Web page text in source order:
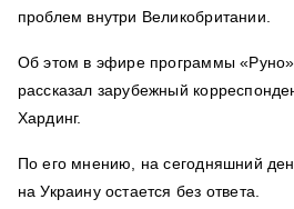
проблем внутри Великобритании.
Об этом в эфире программы
рассказал зарубежный
Хардинг.
По его мнению, на сегодняшний
на Украину остается без ответа.